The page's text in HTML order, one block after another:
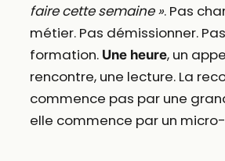
faire cette semaine ». Pas
métier. Pas démissionner.
formation. Une heure, un
rencontre, une lecture. La
commence pas par une
elle commence par un